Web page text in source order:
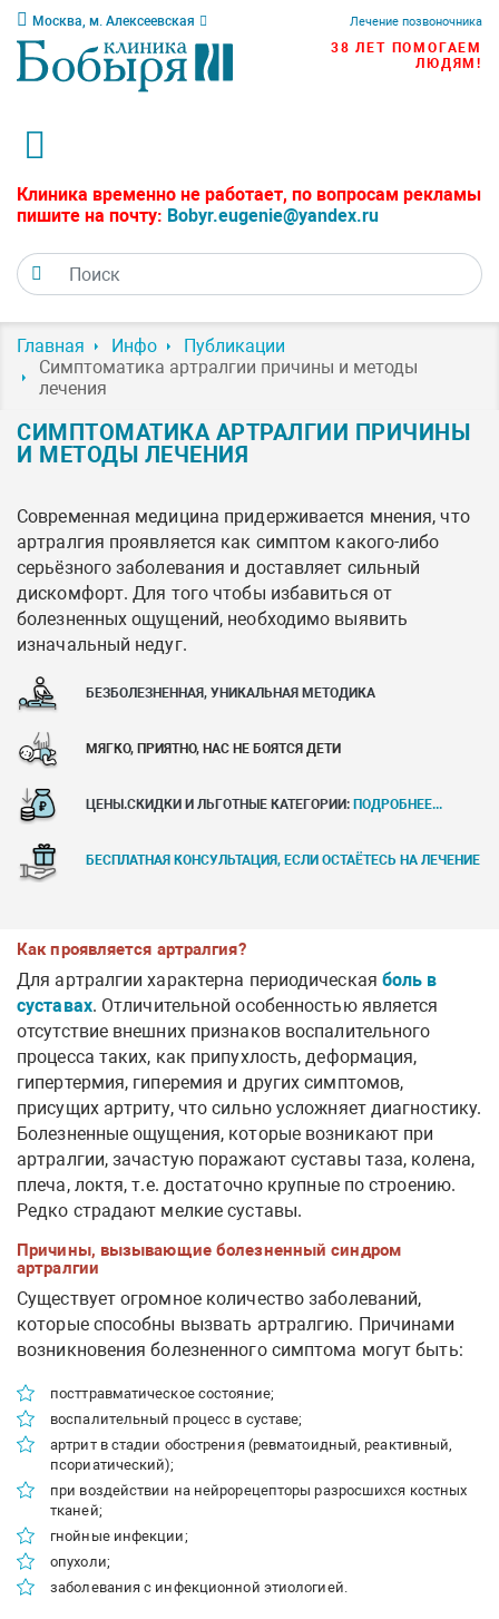
Москва, м. Алексеевская Лечение позвоночника
38 ЛЕТ ПОМОГАЕМ
ЛЮДЯМ!
Клиника временно не работает, по вопросам рекламы
пишите на почту: Bobyr.eugenie@yandex.ru
Главная Инфо
Публикации
Симптоматика артралгии причины и методы
лечения
СИМПТОМАТИКА АРТРАЛГИИ ПРИЧИНЫ
И МЕТОДЫ ЛЕЧЕНИЯ
Современная медицина придерживается мнения, что
артралгия проявляется как симптом какого-либо
серьёзного заболевания и доставляет сильный
дискомфорт. Для того чтобы избавиться от
болезненных ощущений, необходимо выявить
изначальный недуг.
БЕЗБОЛЕЗНЕННАЯ, УНИКАЛЬНАЯ МЕТОДИКА
МЯГКО, ПРИЯТНО, НАС НЕ БОЯТСЯ ДЕТИ
ЦЕНЫ.СКИДКИ И ЛЬГОТНЫЕ КАТЕГОРИИ: ПОДРОБНЕЕ...
БЕСПЛАТНАЯ КОНСУЛЬТАЦИЯ, ЕСЛИ ОСТАЁТЕСЬ НА ЛЕЧЕНИЕ
Как проявляется артралгия?
Для артралгии характерна периодическая боль в
суставах. Отличительной особенностью является
отсутствие внешних признаков воспалительного
процесса таких, как припухлость, деформация,
гипертермия, гиперемия и других симптомов,
присущих артриту, что сильно усложняет диагностику.
Болезненные ощущения, которые возникают при
артралгии, зачастую поражают суставы таза, колена,
плеча, локтя, т.е. достаточно крупные по строению.
Редко страдают мелкие суставы.
Причины, вызывающие болезненный синдром
артралгии
Существует огромное количество заболеваний,
которые способны вызвать артралгию. Причинами
возникновения болезненного симптома могут быть:
посттравматическое состояние;
воспалительный процесс в суставе;
артрит в стадии обострения (ревматоидный, реактивный,
псориатический);
при воздействии на нейрорецепторы разросшихся костных
тканей;
гнойные инфекции;
опухоли;
заболевания с инфекционной этиологией.